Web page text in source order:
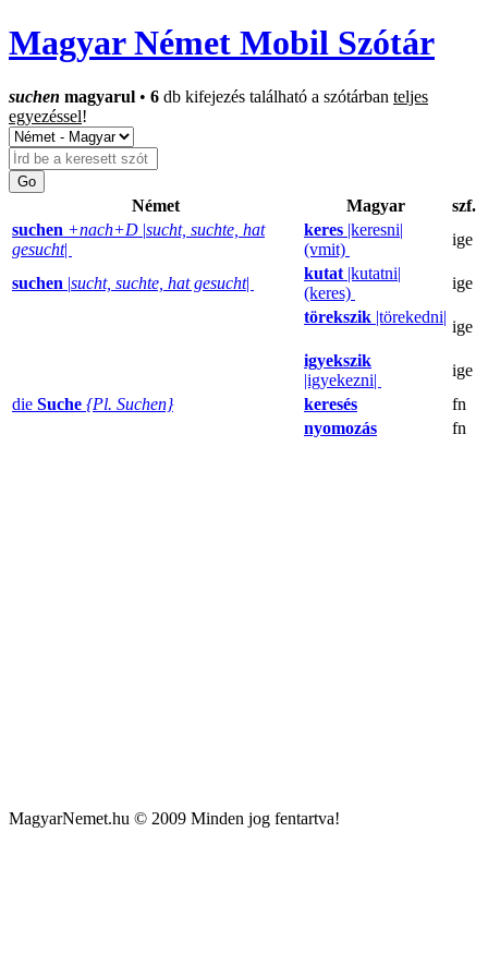
Magyar Német Mobil Szótár
suchen magyarul • 6 db kifejezés található a szótárban teljes
egyezéssel!
Német Magyar
szf.
suchen +nach+D |sucht, suchte, hat
gesucht|
keres |keresni|
(vmit)
ige
suchen |sucht, suchte, hat gesucht|
kutat |kutatni|
(keres)
ige
törekszik |törekedni|
ige
igyekszik
|igyekezni|
ige
die Suche {Pl. Suchen} keresés
fn
nyomozás
fn
MagyarNemet.hu © 2009 Minden jog fentartva!